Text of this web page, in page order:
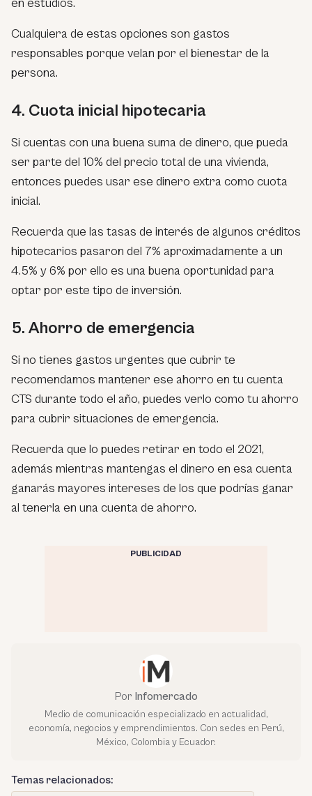
en estudios.
Cualquiera de estas opciones son gastos
responsables porque velan por el bienestar de la
persona.
4. Cuota inicial hipotecaria
Si cuentas con una buena suma de dinero, que pueda
ser parte del 10% del precio total de una vivienda,
entonces puedes usar ese dinero extra como cuota
inicial.
Recuerda que las tasas de interés de algunos créditos
hipotecarios pasaron del 7% aproximadamente a un
4.5% y 6% por ello es una buena oportunidad para
optar por este tipo de inversión.
5. Ahorro de emergencia
Si no tienes gastos urgentes que cubrir te
recomendamos mantener ese ahorro en tu cuenta
CTS durante todo el año, puedes verlo como tu ahorro
para cubrir situaciones de emergencia.
Recuerda que lo puedes retirar en todo el 2021,
además mientras mantengas el dinero en esa cuenta
ganarás mayores intereses de los que podrías ganar
al tenerla en una cuenta de ahorro.
PUBLICIDAD
Por Infomercado
Medio de comunicación especializado en actualidad,
economía, negocios y emprendimientos. Con sedes en Perú,
México, Colombia y Ecuador.
Temas relacionados: